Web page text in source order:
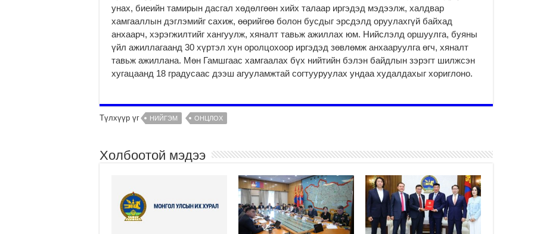
унах, биеийн тамирын дасгал хөдөлгөөн хийх талаар иргэдэд мэдээлж, халдвар
хамгааллын дэглэмийг сахиж, өөрийгөө болон бусдыг эрсдэлд оруулахгүй байхад
анхаарч, хэрэгжилтийг хангуулж, хяналт тавьж ажиллах юм. Нийслэлд оршуулга, буяны
үйл ажиллагаанд 30 хүртэл хүн оролцохоор иргэдэд зөвлөмж анхааруулга өгч, хяналт
тавьж ажиллана. Мөн Гамшгаас хамгаалах бүх нийтийн бэлэн байдлын зэрэгт шилжсэн
хугацаанд 18 градусаас дээш агууламжтай согтууруулах ундаа худалдахыг хориглоно.
Түлхүүр үг НИЙГЭМ ОНЦЛОХ
Холбоотой мэдээ